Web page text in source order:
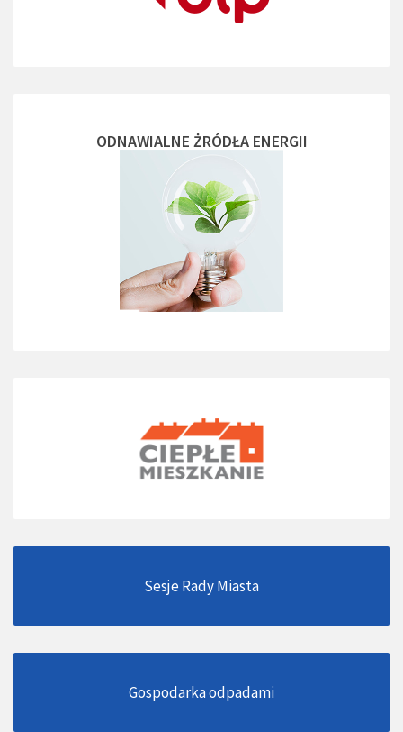
ODNAWIALNE ŻRÓDŁA ENERGII
Sesje Rady Miasta
Gospodarka odpadami